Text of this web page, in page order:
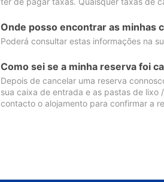
Onde posso encontrar as minhas
Poderá consultar estas informações na
Como sei se a minha reserva foi
Depois de cancelar uma reserva
sua caixa de entrada e as pastas de lixo
contacto o alojamento para confirmar a